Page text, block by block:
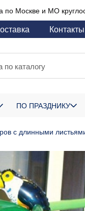
по Москве и МО
Контакты
ПО ПРАЗДНИКУ
с длинными